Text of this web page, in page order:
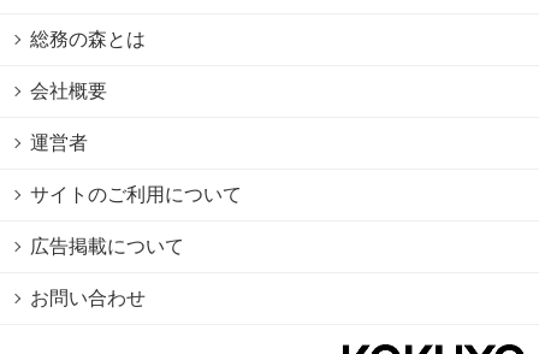
総務の森とは
会社概要
運営者
サイトのご利用について
広告掲載について
お問い合わせ